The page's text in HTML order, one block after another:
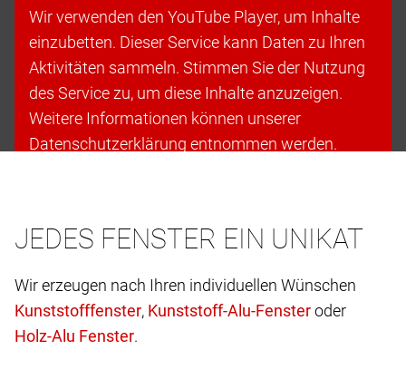
Wir verwenden den YouTube Player, um Inhalte
einzubetten. Dieser Service kann Daten zu Ihren
Aktivitäten sammeln. Stimmen Sie der Nutzung
des Service zu, um diese Inhalte anzuzeigen.
Weitere Informationen können unserer
Datenschutzerklärung entnommen werden.
JEDES FENSTER EIN UNIKAT
Wir erzeugen nach Ihren individuellen Wünschen
,
oder
.